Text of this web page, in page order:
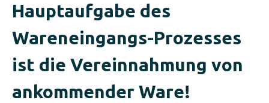
Hauptaufgabe des
Wareneingangs-Prozesses
ist die Vereinnahmung von
ankommender Ware!